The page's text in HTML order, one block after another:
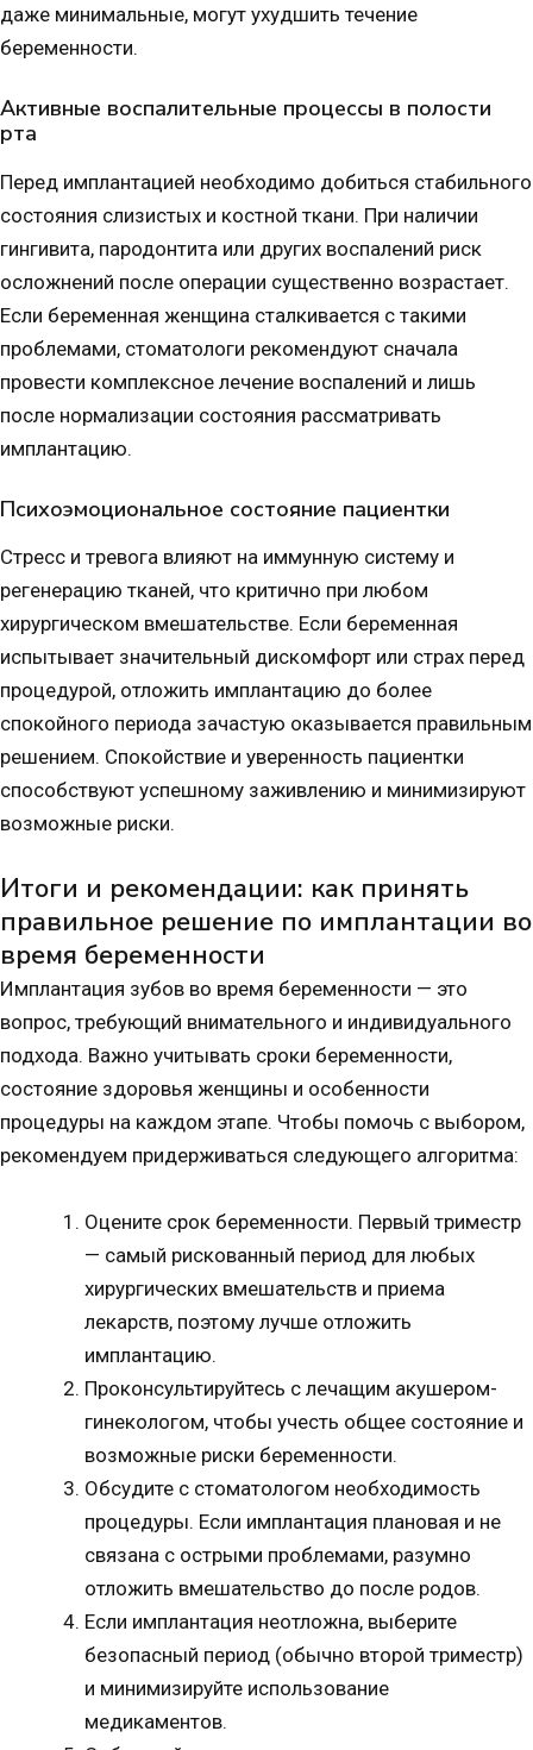
даже минимальные, могут ухудшить течение
беременности.
Активные воспалительные процессы в полости
рта
Перед имплантацией необходимо добиться стабильного
состояния слизистых и костной ткани. При наличии
гингивита, пародонтита или других воспалений риск
осложнений после операции существенно возрастает.
Если беременная женщина сталкивается с такими
проблемами, стоматологи рекомендуют сначала
провести комплексное лечение воспалений и лишь
после нормализации состояния рассматривать
имплантацию.
Психоэмоциональное состояние пациентки
Стресс и тревога влияют на иммунную систему и
регенерацию тканей, что критично при любом
хирургическом вмешательстве. Если беременная
испытывает значительный дискомфорт или страх перед
процедурой, отложить имплантацию до более
спокойного периода зачастую оказывается правильным
решением. Спокойствие и уверенность пациентки
способствуют успешному заживлению и минимизируют
возможные риски.
Итоги и рекомендации: как принять
правильное решение по имплантации во
время беременности
Имплантация зубов во время беременности — это
вопрос, требующий внимательного и индивидуального
подхода. Важно учитывать сроки беременности,
состояние здоровья женщины и особенности
процедуры на каждом этапе. Чтобы помочь с выбором,
рекомендуем придерживаться следующего алгоритма:
Оцените срок беременности. Первый триместр
— самый рискованный период для любых
хирургических вмешательств и приема
лекарств, поэтому лучше отложить
имплантацию.
Проконсультируйтесь с лечащим акушером-
гинекологом, чтобы учесть общее состояние и
возможные риски беременности.
Обсудите с стоматологом необходимость
процедуры. Если имплантация плановая и не
связана с острыми проблемами, разумно
отложить вмешательство до после родов.
Если имплантация неотложна, выберите
безопасный период (обычно второй триместр)
и минимизируйте использование
медикаментов.